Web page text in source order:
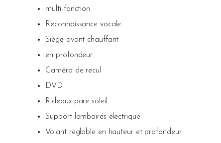
multi-fonction
Reconnaissance vocale
Siège avant chauffant
en profondeur
Caméra de recul
DVD
Rideaux pare soleil
Support lombaires électrique
Volant réglable en hauteur et profondeur